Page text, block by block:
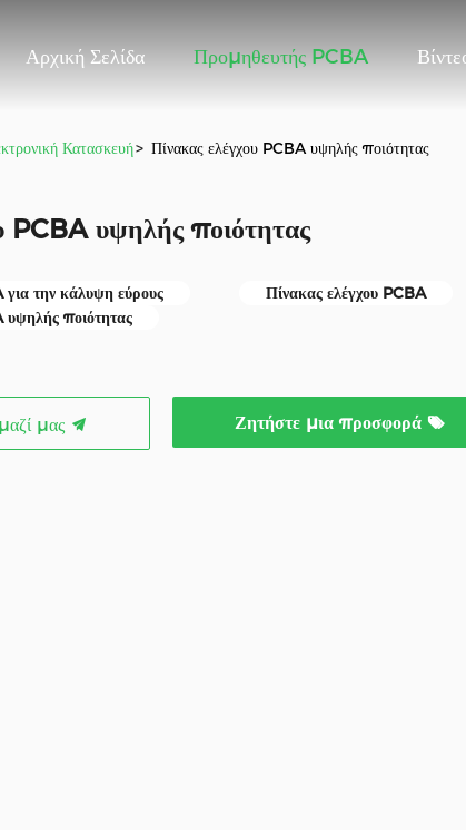
Αρχική Σελίδα Προμηθευτής PCBA
Κατασκευή> Πίνακας ελέγχου PCBA υψηλής ποιότητας
PCBA υψηλής ποιότητας
για την κάλυψη εύρους
Πίνακας ελέγχου PCBA
υψηλής ποιότητας
μας Ζητήστε μια προσφορά